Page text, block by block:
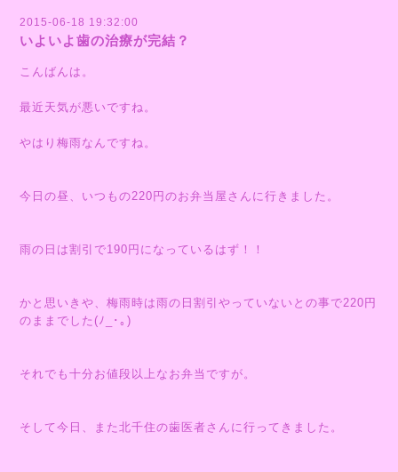
2015-06-18 19:32:00
いよいよ歯の治療が完結？
こんばんは。
最近天気が悪いですね。
やはり梅雨なんですね。
今日の昼、いつもの220円のお弁当屋さんに行きました。
雨の日は割引で190円になっているはず！！
かと思いきや、梅雨時は雨の日割引やっていないとの事で220円
のままでした(ﾉ_･｡)
それでも十分お値段以上なお弁当ですが。
そして今日、また北千住の歯医者さんに行ってきました。